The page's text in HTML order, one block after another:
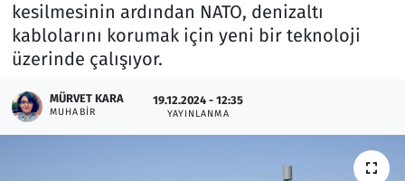
kesilmesinin ardından NATO, denizaltı
kablolarını korumak için yeni bir teknoloji
üzerinde çalışıyor.
MÜRVET KARA
MUHABIR
19.12.2024 - 12:35
YAYINLANMA
Memur ve Kamu
Otomobil
Oyun